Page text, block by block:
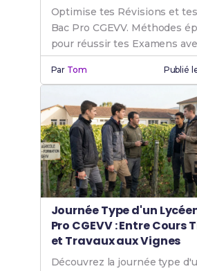
Optimise tes Révisions et
Bac Pro CGEVV. Méthodes
pour réussir tes Examens
Par Tom Publié
Journée Type d'un
Pro CGEVV : Entre Cours
et Travaux aux Vignes
Découvrez la journée type